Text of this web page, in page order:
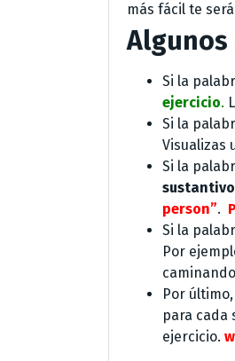
más fácil te
Algunos
Si la
ejercicio.
Si la
Visualizas
Si la
person”.
Si la
Por
Por
para cada
ejercicio.